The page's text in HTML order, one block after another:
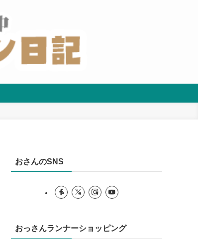
おさんのSNS
おっさんランナーショッピング